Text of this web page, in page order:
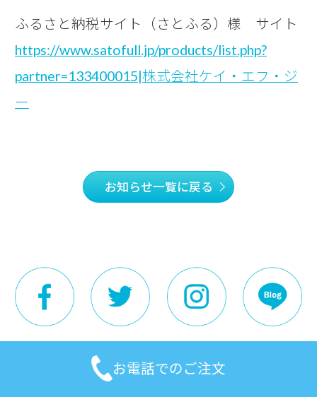
ふるさと納税サイト（さとふる）様 サイト
https://www.satofull.jp/products/list.php?
partner=133400015|株式会社ケイ・エフ・ジ
ー
お知らせ一覧に戻る
お電話でのご注文